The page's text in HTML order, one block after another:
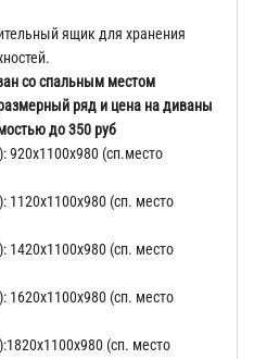
ящик для хранения
со спальным местом
ряд и цена на диваны
до 350 руб
(сп.место
(сп. место
(сп. место
(сп. место
(сп. место